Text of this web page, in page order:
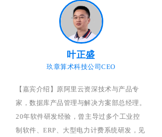
叶正盛
玖章算术科技公司CEO
【嘉宾介绍】 原阿里云资深技术与产品专
家，数据库产品管理与解决方案部总经理。
20年软件研发经验，曾主导过多个工业控
制软件、ERP、大型电力计费系统研发，见